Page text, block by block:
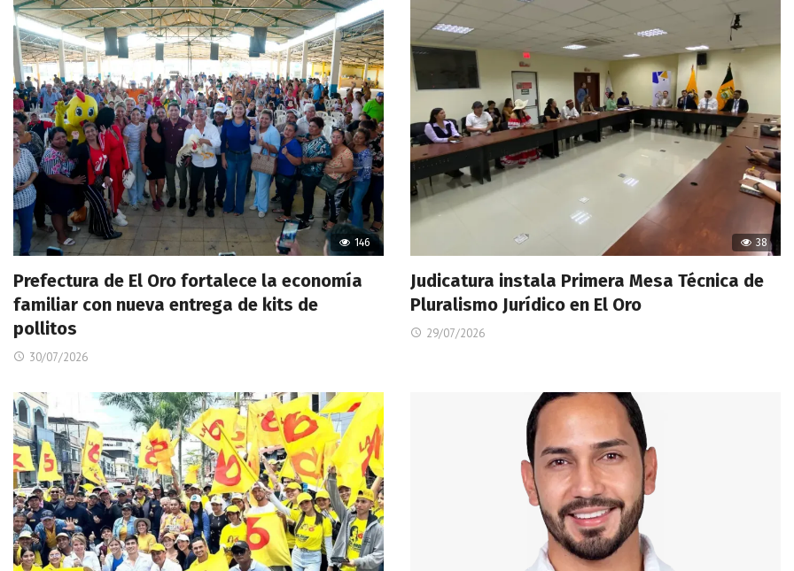
146
Prefectura de El Oro fortalece la economía
familiar con nueva entrega de kits de
pollitos
30/07/2026
38
Judicatura instala Primera Mesa Técnica de
Pluralismo Jurídico en El Oro
29/07/2026